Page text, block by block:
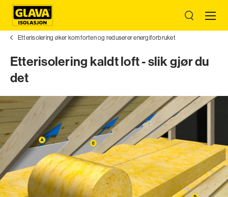
Etterisolering øker komforten og reduserer energi­forbruket
Etterisolering kaldt loft - slik gjør du
det